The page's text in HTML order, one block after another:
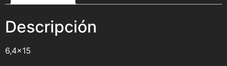
Descripción
6,4×15